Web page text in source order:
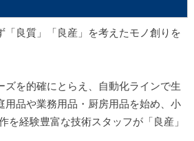
「良質」「良産」を考えたモノ創りを
ズを的確にとらえ、自動化ラインで生
用品や業務用品・厨房用品を始め、小
を経験豊富な技術スタッフが「良産」